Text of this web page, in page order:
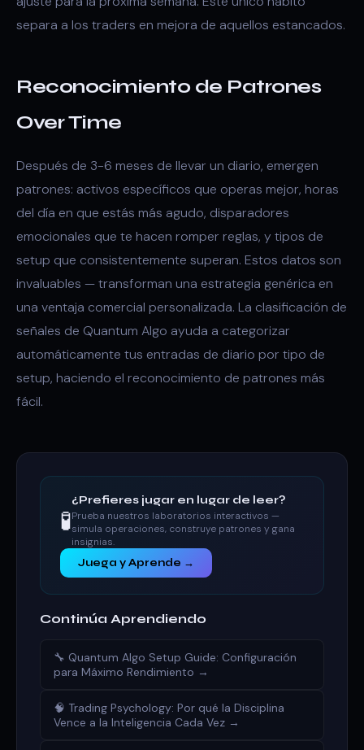
separa a los traders en mejora de aquellos estancados.
Reconocimiento de Patrones
Over Time
Después de 3-6 meses de llevar un diario, emergen
patrones: activos específicos que operas mejor, horas
del día en que estás más agudo, disparadores
emocionales que te hacen romper reglas, y tipos de
setup que consistentemente superan. Estos datos son
invaluables — transforman una estrategia genérica en
una ventaja comercial personalizada. La clasificación de
señales de Quantum Algo ayuda a categorizar
automáticamente tus entradas de diario por tipo de
setup, haciendo el reconocimiento de patrones más
fácil.
🧪
¿Prefieres jugar en lugar de leer?
Prueba nuestros laboratorios interactivos —
simula operaciones, construye patrones y gana
insignias.
Juega y Aprende →
Continúa Aprendiendo
🔧 Quantum Algo Setup Guide: Configuración
para Máximo Rendimiento →
🧠 Trading Psychology: Por qué la Disciplina
Vence a la Inteligencia Cada Vez →